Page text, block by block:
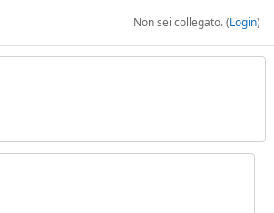
Non sei collegato. (Login)